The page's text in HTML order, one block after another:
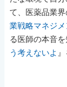
て、医薬品業
業戦略マネジメ
る医師の本音
う考えないよ